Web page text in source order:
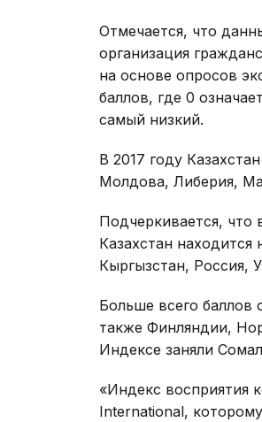
Отмечается, что
организация
на основе опросов
баллов, где 0
самый низкий.
В 2017 году
Молдова, Либерия,
Подчеркивается, что
Казахстан
Кыргызстан, Россия,
Больше всего баллов
также Финляндии,
Индексе заняли
«Индекс восприятия
International,